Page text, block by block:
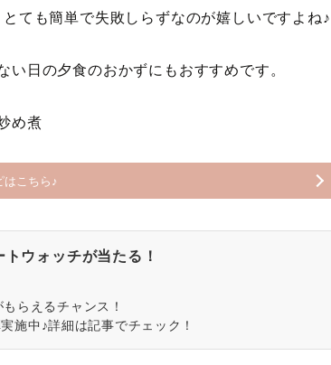
ても簡単で失敗しらずなのが嬉しいですよね♪
日の夕食のおかずにもおすすめです。
め煮
はこちら♪
ウォッチが当たる！
らえるチャンス！
施中♪詳細は記事でチェック！